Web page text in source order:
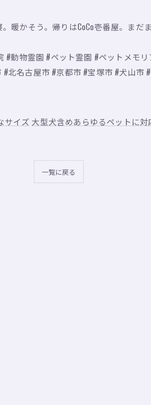
暖かそう。帰りはCoCo壱番屋。ま
動物霊園 #ペット霊園 #ペットメモ
名古屋市 #京都市 #宝塚市 #犬山市
サイズ 大型犬含めあらゆるペットに対
一覧に戻る